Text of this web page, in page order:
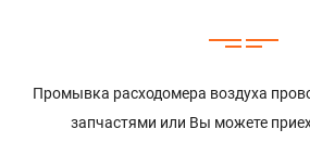
Промывка расходомера воздуха
запчастями или Вы можете